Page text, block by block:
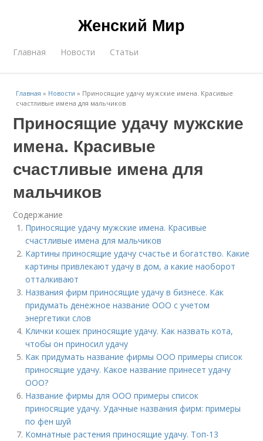
Женский Мир
Главная Новости Статьи
Главная » Новости » Приносящие удачу мужские имена. Красивые
счастливые имена для мальчиков
Приносящие удачу мужские
имена. Красивые
счастливые имена для
мальчиков
Содержание
Приносящие удачу мужские имена. Красивые
счастливые имена для мальчиков
Картины приносящие удачу счастье и богатство. Какие
картины привлекают удачу в дом, а какие наоборот
отталкивают
Названия фирм приносящие удачу в бизнесе. Как
придумать денежное название ООО с учетом
энергетики слов
Клички кошек приносящие удачу. Как назвать кота,
чтобы он приносил удачу
Как придумать название фирмы ООО примеры список
приносящие удачу. Какое название принесет удачу
ООО?
Название фирмы для ООО примеры список
приносящие удачу. Удачные названия фирм: примеры
по фен шуй
Комнатные растения приносящие удачу. Топ-13